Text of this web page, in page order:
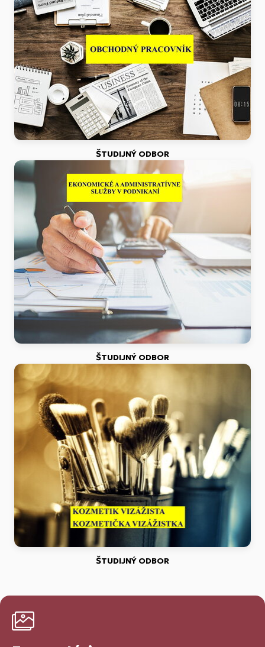
ŠTUDIJNÝ ODBOR
ŠTUDIJNÝ ODBOR
ŠTUDIJNÝ ODBOR